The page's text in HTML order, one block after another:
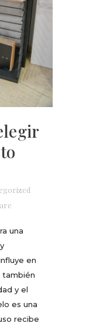
una
en
también
y el
es una
recibe